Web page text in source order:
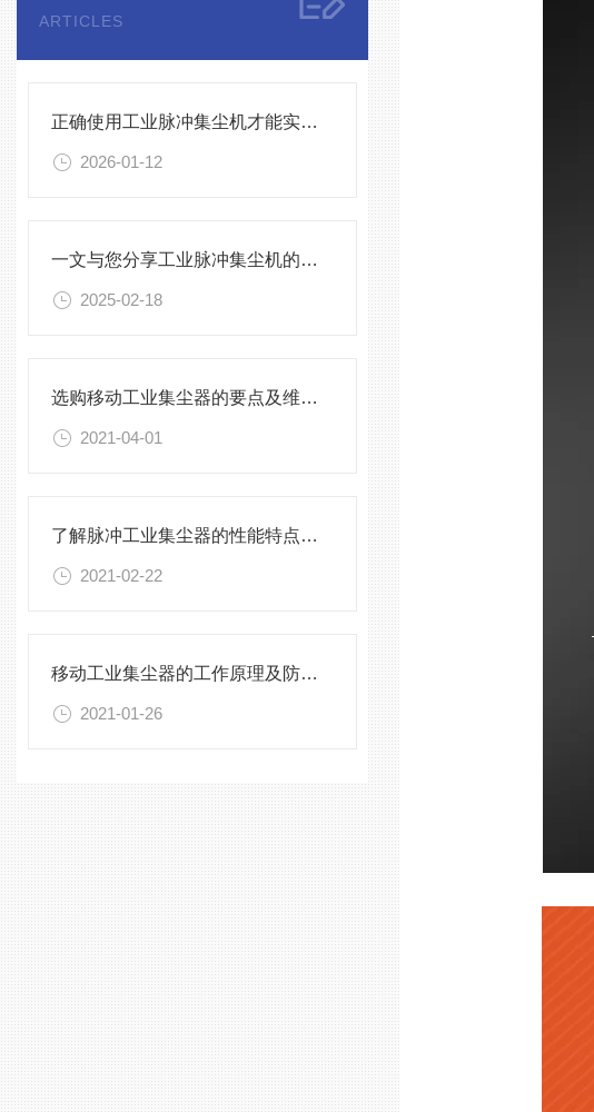
ARTICLES
正确使用工业脉冲集尘机才能实现长期稳定
2026-01-12
一文与您分享工业脉冲集尘机的正确使用步骤
2025-02-18
选购移动工业集尘器的要点及维护保养方法介绍
2021-04-01
了解脉冲工业集尘器的性能特点才能更好的使用它
2021-02-22
移动工业集尘器的工作原理及防止漏气的方法介绍
2021-01-26